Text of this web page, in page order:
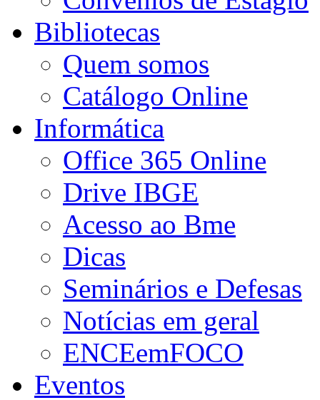
Bibliotecas
Quem somos
Catálogo Online
Informática
Office 365 Online
Drive IBGE
Acesso ao Bme
Dicas
Seminários e Defesas
Notícias em geral
ENCEemFOCO
Eventos